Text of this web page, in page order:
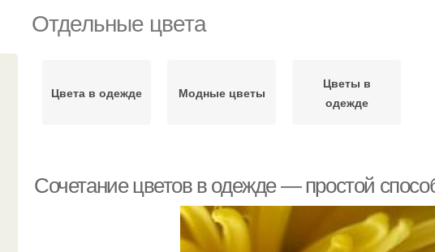
Отдельные цвета
Цвета в одежде Модные цветы
Цветы в
одежде
Сочетание цветов в одежде — простой